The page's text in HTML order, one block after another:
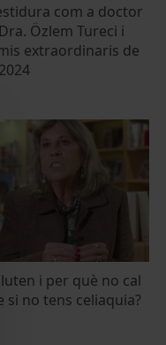
com a doctor
Özlem Tureci i
extraordinaris de
i per què no cal
no tens celiaquia?